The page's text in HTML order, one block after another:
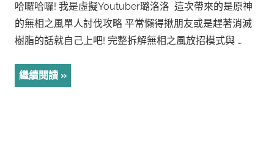
哈囉哈囉! 我是虛擬Youtuber璐洛洛 這次帶來的是原神
的無相之風單人討伐攻略 平常懶得揪朋友或是趕著消滅
樹脂的話就自己上吧! 完整拆解無相之風放招模式與 …
繼續閱讀